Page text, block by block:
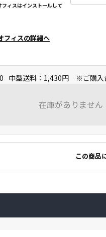
ィスはインストールして
フィスの詳細へ
中型送料：1,430円 ※ご購入
在庫がありません
この商品